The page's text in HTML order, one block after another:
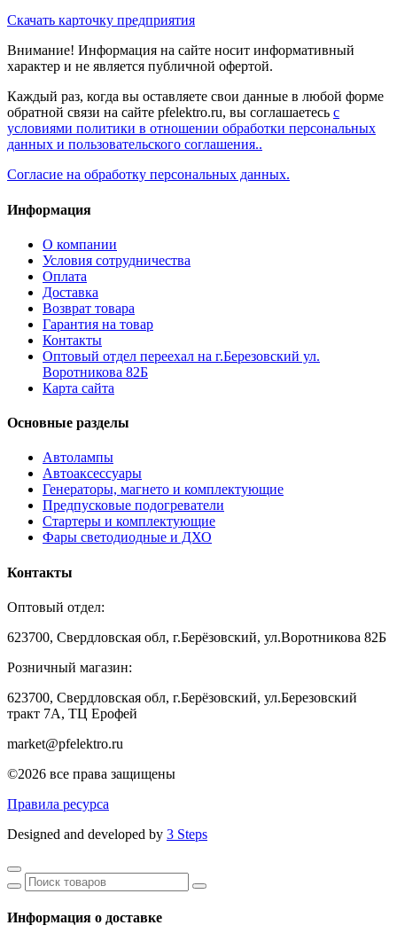
Скачать карточку предприятия
Внимание! Информация на сайте носит информативный
характер и не является публичной офертой.
Каждый раз, когда вы оставляете свои данные в любой форме
обратной связи на сайте pfelektro.ru, вы соглашаетесь с
условиями политики в отношении обработки персональных
данных и пользовательского соглашения..
Согласие на обработку персональных данных.
Информация
О компании
Условия сотрудничества
Оплата
Доставка
Возврат товара
Гарантия на товар
Контакты
Оптовый отдел переехал на г.Березовский ул.
Воротникова 82Б
Карта сайта
Основные разделы
Автолампы
Автоаксессуары
Генераторы, магнето и комплектующие
Предпусковые подогреватели
Стартеры и комплектующие
Фары светодиодные и ДХО
Контакты
Оптовый отдел:
623700, Свердловская обл, г.Берёзовский, ул.Воротникова 82Б
Розничный магазин:
623700, Свердловская обл, г.Берёзовский, ул.Березовский
тракт 7А, ТЦ Ерофей
market@pfelektro.ru
©2026 все права защищены
Правила ресурса
Designed and developed by 3 Steps
Информация о доставке